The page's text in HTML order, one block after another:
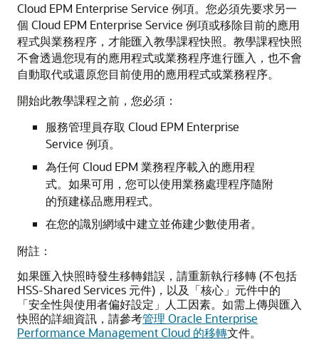
Cloud EPM Enterprise Service 例項。您必須先要求另一
個 Cloud EPM Enterprise Service 例項或移除目前的應用
程式與業務程序，才能匯入教學課程快照。教學課程快照
不會透過您現有的應用程式或業務程序進行匯入，也不會
自動取代或還原您目前使用的應用程式或業務程序。
開始此教學課程之前，您必須：
服務管理員存取 Cloud EPM Enterprise
Service 例項。
為任何 Cloud EPM 業務程序載入的應用程
式。如果可用，您可以使用業務處理程序隨附
的預建樣品應用程式。
在您的識別網域中建立並佈建少數使用者。
附註：
如果匯入快照時發生移轉錯誤，請重新執行移轉 (不包括
HSS-Shared Services 元件)，以及「核心」元件中的
「安全性與使用者偏好設定」人工因素。如需上傳與匯入
快照的詳細資訊，請參考管理 Oracle Enterprise
Performance Management Cloud 的移轉文件。